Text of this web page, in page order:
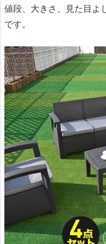
値段、大きさ、見た目よ
です。